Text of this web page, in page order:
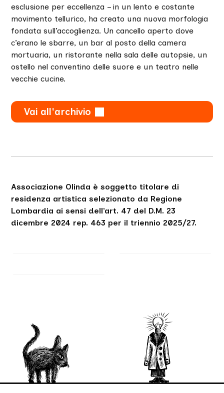
esclusione per eccellenza – in un lento e costante
movimento tellurico, ha creato una nuova morfologia
fondata sull’accoglienza. Un cancello aperto dove
c’erano le sbarre, un bar al posto della camera
mortuaria, un ristorante nella sala delle autopsie, un
ostello nel conventino delle suore e un teatro nelle
vecchie cucine.
Vai all'archivio
Associazione Olinda è soggetto titolare di
residenza artistica selezionato da Regione
Lombardia ai sensi dell’art. 47 del D.M. 23
dicembre 2024 rep. 463 per il triennio 2025/27.